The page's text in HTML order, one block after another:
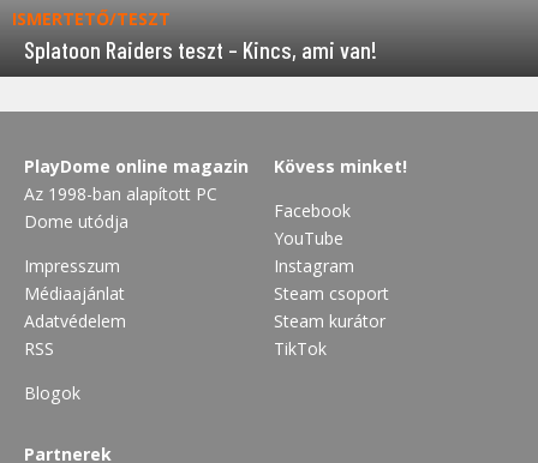
ISMERTETŐ/TESZT
Splatoon Raiders teszt – Kincs, ami van!
PlayDome online magazin
Az 1998-ban alapított PC
Dome utódja
Impresszum
Médiaajánlat
Adatvédelem
RSS
Blogok
Kövess minket!
Facebook
YouTube
Instagram
Steam csoport
Steam kurátor
TikTok
Partnerek